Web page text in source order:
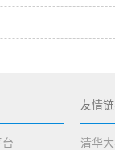
友情
清华